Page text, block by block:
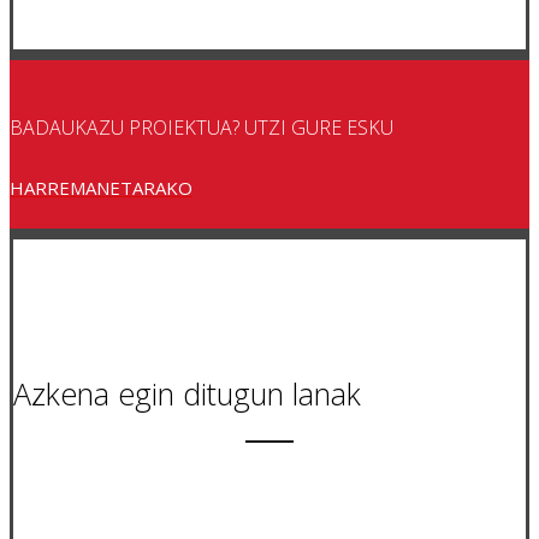
BADAUKAZU PROIEKTUA? UTZI GURE ESKU
HARREMANETARAKO
Azkena egin ditugun lanak